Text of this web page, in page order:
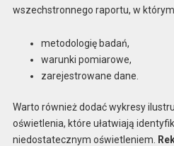
wszechstronnego raportu, w
metodologię badań,
warunki pomiarowe,
zarejestrowane dane.
Warto również dodać wykresy
oświetlenia, które ułatwiają
niedostatecznym oświetleniem.